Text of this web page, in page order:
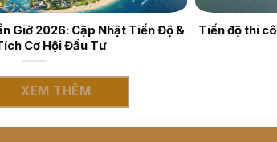
Vinhomes Cần Giờ 2026: Cập Nhật Tiến Độ &
Phân Tích Cơ Hội Đầu Tư
XEM THÊM